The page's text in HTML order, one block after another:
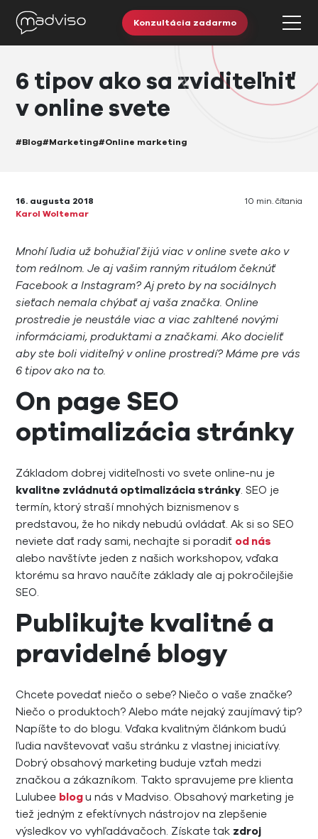
Konzultácia zadarmo
6 tipov ako sa zviditeľniť
v online svete
#Blog#Marketing#Online marketing
16. augusta 2018
Karol Woltemar
10 min. čítania
Mnohí ľudia už bohužiaľ žijú viac v online svete ako v
tom reálnom. Je aj vašim ranným rituálom čeknúť
Facebook a Instagram? Aj preto by na sociálnych
sieťach nemala chýbať aj vaša značka. Online
prostredie je neustále viac a viac zahltené novými
informáciami, produktami a značkami. Ako docieliť
aby ste boli viditeľný v online prostredí? Máme pre vás
6 tipov ako na to.
On page SEO
optimalizácia stránky
Základom dobrej viditeľnosti vo svete online-nu je
kvalitne zvládnutá optimalizácia stránky. SEO je
termín, ktorý straší mnohých biznismenov s
predstavou, že ho nikdy nebudú ovládať. Ak si so SEO
neviete dať rady sami, nechajte si poradiť od nás
alebo navštívte jeden z našich workshopov, vďaka
ktorému sa hravo naučíte základy ale aj pokročilejšie
SEO.
Publikujte kvalitné a
pravidelné blogy
Chcete povedať niečo o sebe? Niečo o vaše značke?
Niečo o produktoch? Alebo máte nejaký zaujímavý tip?
Napíšte to do blogu. Vďaka kvalitným článkom budú
ľudia navštevovať vašu stránku z vlastnej iniciatívy.
Dobrý obsahový marketing buduje vzťah medzi
značkou a zákazníkom. Takto spravujeme pre klienta
Lulubee blogu nás v Madviso. Obsahový marketing je
tiež jedným z efektívnych nástrojov na zlepšenie
výsledkov vo vyhľadávačoch. Získate tak zdroj